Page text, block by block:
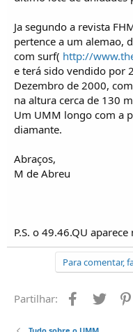
Ja segundo a revista
pertence a um alemao,
com surf( http://
e terá sido vendido por
Dezembro de 2000,
na altura cerca de 130
Um UMM longo com a
diamante.
Abraços,
M de Abreu
P.S. o 49.46.QU
Para comentar,
Partilhar: Facebook